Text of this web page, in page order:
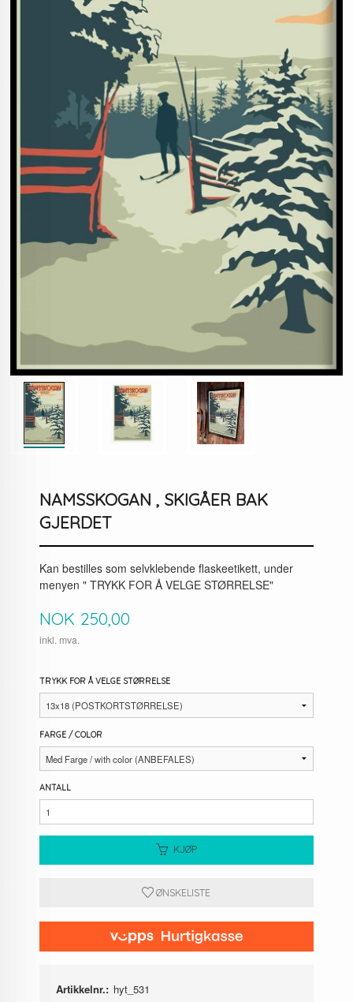
NAMSSKOGAN , SKIGÅER BAK
GJERDET
Kan bestilles som selvklebende flaskeetikett, under
menyen " TRYKK FOR Å VELGE STØRRELSE"
Pris
NOK 250,00
inkl. mva.
TRYKK FOR Å VELGE STØRRELSE
FARGE / COLOR
ANTALL
KJØP
ØNSKELISTE
Artikkelnr.: hyt_531